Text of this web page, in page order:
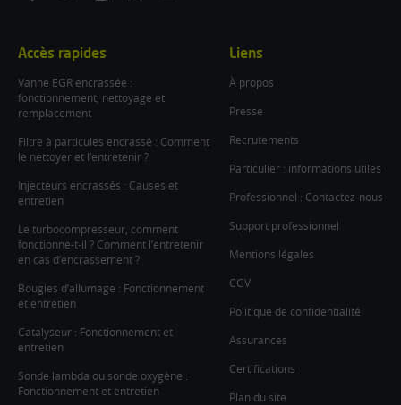
Accès rapides
Vanne EGR encrassée :
fonctionnement, nettoyage et
remplacement
Filtre à particules encrassé : Comment
le nettoyer et l’entretenir ?
Injecteurs encrassés : Causes et
entretien
Le turbocompresseur, comment
fonctionne-t-il ? Comment l’entretenir
en cas d’encrassement ?
Bougies d’allumage : Fonctionnement
et entretien
Catalyseur : Fonctionnement et
entretien
Sonde lambda ou sonde oxygène :
Fonctionnement et entretien
Liens
À propos
Presse
Recrutements
Particulier : informations utiles
Professionnel : Contactez-nous
Support professionnel
Mentions légales
CGV
Politique de confidentialité
Assurances
Certifications
Plan du site